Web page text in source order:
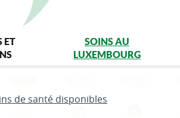
ET
SOINS AU
LUXEMBOURG
de santé disponibles